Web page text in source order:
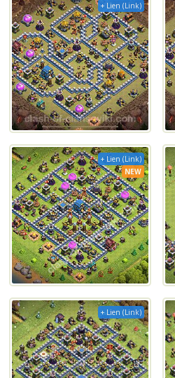
+ Lien (Link)
+ Lien (Link)
NEW
+ Lien (Link)